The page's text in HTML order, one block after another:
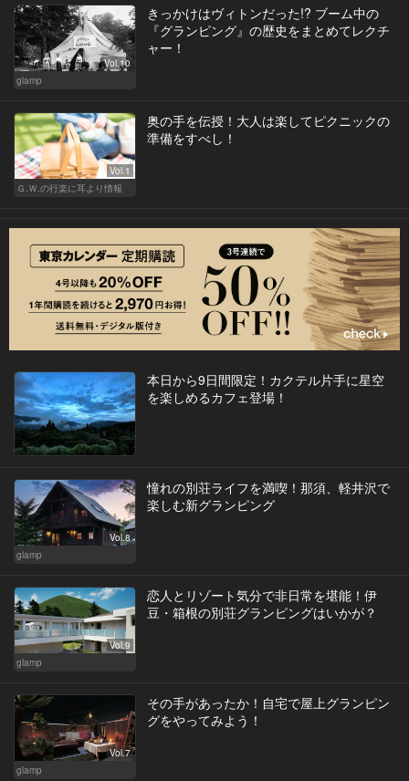
Vol.10
glamp
きっかけはヴィトンだった!? ブーム中の
『グランピング』の歴史をまとめてレクチ
ャー！
Vol.1
Ｇ.Ｗ.の行楽に耳より情報
奥の手を伝授！大人は楽してピクニックの
準備をすべし！
本日から9日間限定！カクテル片手に星空
を楽しめるカフェ登場！
Vol.8
glamp
憧れの別荘ライフを満喫！那須、軽井沢で
楽しむ新グランピング
Vol.9
glamp
恋人とリゾート気分で非日常を堪能！伊
豆・箱根の別荘グランピングはいかが？
Vol.7
glamp
その手があったか！自宅で屋上グランピン
グをやってみよう！